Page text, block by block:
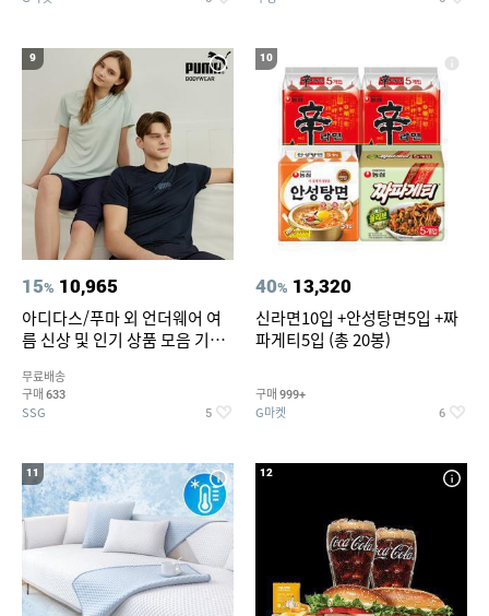
9
15% 10,965
아디다스/푸마 외 언더웨어 여
름 신상 및 인기 상품 모음 기획
무료배송
구매 633
SSG 5
10
40% 13,320
신라면10입 +안성탕면5입 +짜
파게티5입 (총 20봉)
구매 999+
G마켓 6
11 12